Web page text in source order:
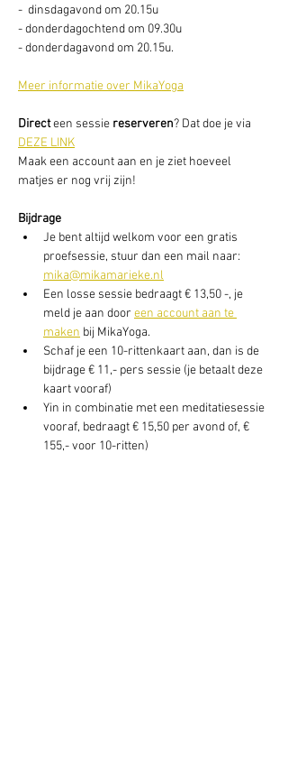
-  dinsdagavond om 20.15u
- donderdagochtend om 09.30u
- donderdagavond om 20.15u.
Meer informatie over MikaYoga
Direct een sessie reserveren? Dat doe je via
DEZE LINK
Maak een account aan en je ziet hoeveel
matjes er nog vrij zijn!
Bijdrage
Je bent altijd welkom voor een gratis
proefsessie, stuur dan een mail naar:
mika@mikamarieke.nl
Een losse sessie bedraagt € 13,50 -, je
meld je aan door een account aan te
maken bij MikaYoga.
Schaf je een 10-rittenkaart aan, dan is de
bijdrage € 11,- pers sessie (je betaalt deze
kaart vooraf)
Yin in combinatie met een meditatiesessie
vooraf, bedraagt € 15,50 per avond of, €
155,- voor 10-ritten)